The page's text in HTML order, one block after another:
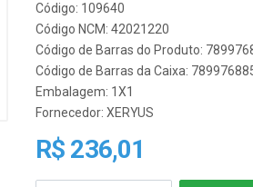
Código: 109640
Código NCM: 42021220
Código de Barras do Produto:
Código de Barras da Caixa:
Embalagem: 1X1
Fornecedor: XERYUS
R$ 236,01